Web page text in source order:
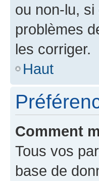
ou non-lu, si
problèmes
les corriger.
Haut
Comment
Tous vos
base de